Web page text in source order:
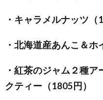
・キャラメルナッツ（
・北海道産あんこ＆ホ
・紅茶のジャム２種
クティー（1805円）